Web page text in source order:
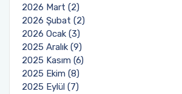
2026 Mart (2)
2026 Şubat (2)
2026 Ocak (3)
2025 Aralık (9)
2025 Kasım (6)
2025 Ekim (8)
2025 Eylül (7)